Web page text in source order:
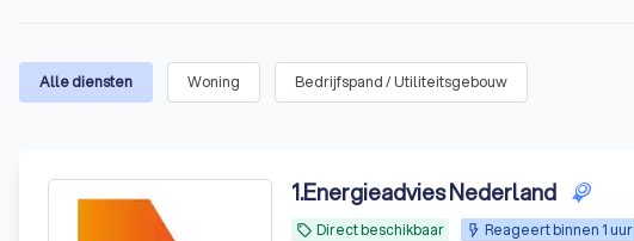
Alle diensten Woning Bedrijfspand / Utiliteitsgebouw
1.Energieadvies Nederland
local_offer Direct beschikbaar Reageert binnen 1 uur